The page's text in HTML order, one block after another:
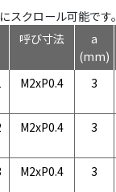
クロール可能です。
呼び寸法
a
(mm)
M2xP0.4 3
M2xP0.4 3
M2xP0.4 3